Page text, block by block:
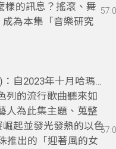
樣的訊息？搖滾、舞
為本集「音樂研究
自2023年十月哈瑪斯
列的流行歌曲聽來如
人為此集主題、蒐整
起並發光發熱的以色
推出的「迎著風的女